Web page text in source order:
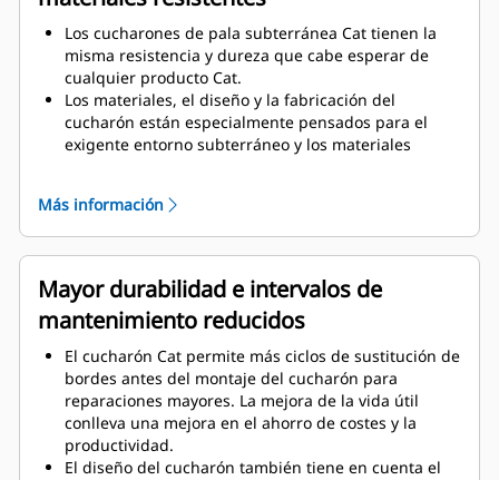
Los cucharones de pala subterránea Cat tienen la
misma resistencia y dureza que cabe esperar de
cualquier producto Cat.
Los materiales, el diseño y la fabricación del
cucharón están especialmente pensados para el
exigente entorno subterráneo y los materiales
proporciona una mayor resistencia y un aumento de
la rigidez al conjunto del cucharón, lo que facilita la
instalación y retirada de los bordes.
Se utiliza material de grado superior para los
componentes del conjunto del cucharón.
Más información
Mayor durabilidad e intervalos de
mantenimiento reducidos
El cucharón Cat permite más ciclos de sustitución de
bordes antes del montaje del cucharón para
reparaciones mayores. La mejora de la vida útil
conlleva una mejora en el ahorro de costes y la
productividad.
El diseño del cucharón también tiene en cuenta el